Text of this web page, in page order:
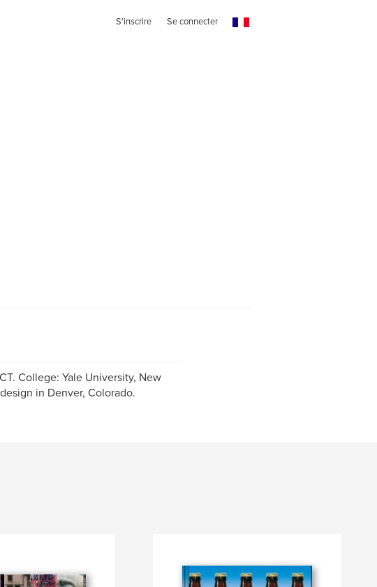
S'inscrire Se connecter
College: Yale University, New
in Denver, Colorado.